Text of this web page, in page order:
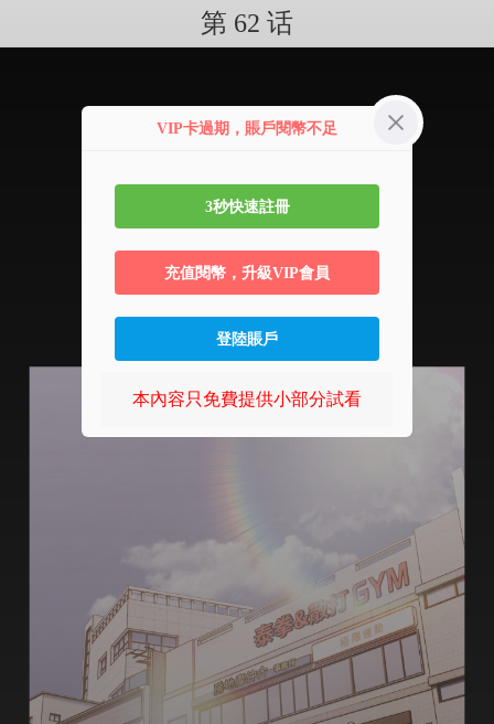
第 62 话
VIP卡過期，賬戶閱幣不足
3秒快速註冊
充值閱幣，升級VIP會員
登陸賬戶
本內容只免費提供小部分試看